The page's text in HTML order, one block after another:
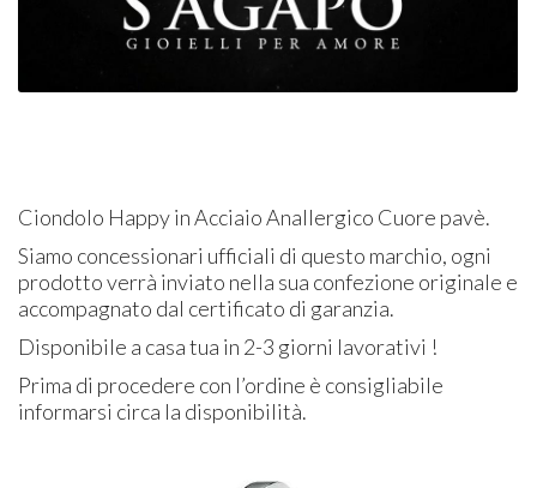
Ciondolo Happy in Acciaio Anallergico Cuore pavè.
Siamo concessionari ufficiali di questo marchio, ogni
prodotto verrà inviato nella sua confezione originale e
accompagnato dal certificato di garanzia.
Disponibile a casa tua in 2-3 giorni lavorativi !
Prima di procedere con l’ordine è consigliabile
informarsi circa la disponibilità.